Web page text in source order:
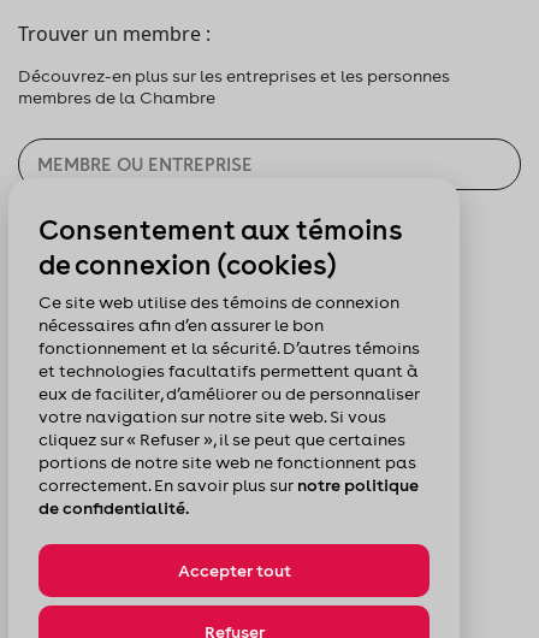
Trouver un membre :
Découvrez-en plus sur les entreprises et les personnes
membres de la Chambre
CHERCHER
Pour nous suivre :
© Chambre de commerce du Montréal métropolitain
Plan du site
Consentement aux témoins
de connexion (cookies)
Ce site web utilise des témoins de connexion
nécessaires afin d’en assurer le bon
fonctionnement et la sécurité. D’autres témoins
et technologies facultatifs permettent quant à
eux de faciliter, d’améliorer ou de personnaliser
votre navigation sur notre site web. Si vous
cliquez sur « Refuser », il se peut que certaines
portions de notre site web ne fonctionnent pas
correctement. En savoir plus sur notre politique
de confidentialité.
Accepter tout
Refuser